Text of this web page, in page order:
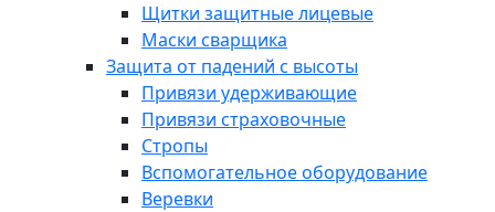
Щитки защитные лицевые
Маски сварщика
Защита от падений с высоты
Привязи удерживающие
Привязи страховочные
Стропы
Вспомогательное оборудование
Веревки